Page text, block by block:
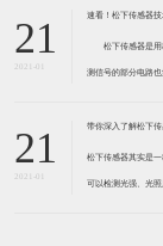
带有应变片的弹性体
21
2021-01
速看！松下传感器技
松下传感器是用标
测信号的部分电路
器是利用相应材料
21
2021-01
带你深入了解松下
松下传感器其实是
可以检测光强、光